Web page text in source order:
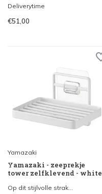
Deliverytime
€51,00
Yamazaki
Yamazaki - zeeprekje
tower zelfklevend - white
Op dit stijlvolle strak...